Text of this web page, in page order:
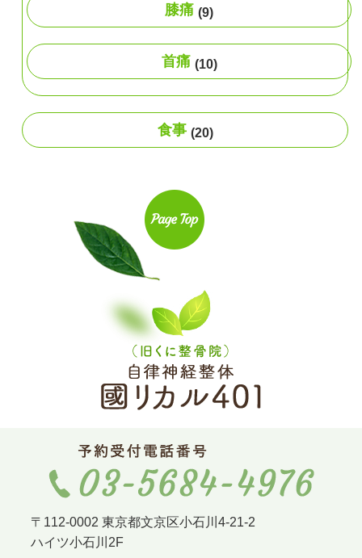
膝痛 (9)
首痛 (10)
食事 (20)
〒112-0002 東京都文京区小石川4-21-2
ハイツ小石川2F